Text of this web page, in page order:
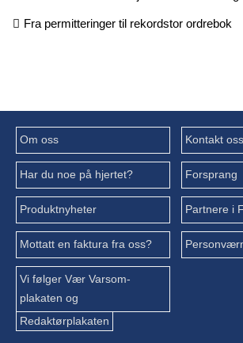
Fra permitteringer til rekordstor ordrebok
Om oss Kontakt oss
Har du noe på hjertet? Forsprang
Produktnyheter Partnere i
Mottatt en faktura fra oss?
Vi følger Vær Varsom-
plakaten og
Redaktørplakaten